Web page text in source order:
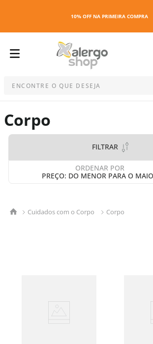
10% OFF NA PRIMEIRA COMPRA
Corpo
FILTRAR
ORDENAR POR
PREÇO: DO MENOR PARA O
Cuidados com o Corpo Corpo
1 º
kit
2º esmalte
capa colchao antiacaro
capa colchão
7
travesseiro